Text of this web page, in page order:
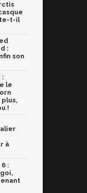
t-il
:
son
:
le
!
à
: